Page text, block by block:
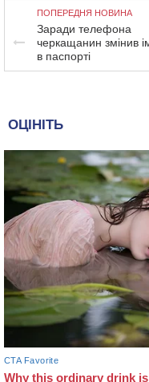
ПОПЕРЕДНЯ НОВИНА
Заради телефона
черкащанин змінив
в паспорті